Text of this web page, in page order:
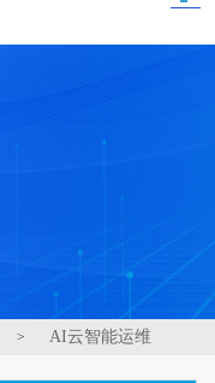
> AI云智能运维